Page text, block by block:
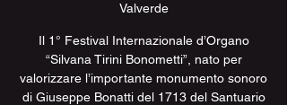
Valverde
Il 1° Festival Internazionale d’Organo
“Silvana Tirini Bonometti”, nato per
valorizzare l’importante monumento sonoro
di Giuseppe Bonatti del 1713 del Santuario